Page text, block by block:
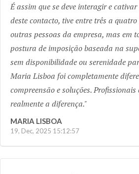
É assim que se deve interagir e
deste contacto, tive entre três a
outras pessoas da empresa, mas em
postura de imposição baseada na
sem disponibilidade ou serenidade
Maria Lisboa foi completamente
compreensão e soluções.
realmente a diferença.
MARIA LISBOA
19, Dec, 2025 15:12:57